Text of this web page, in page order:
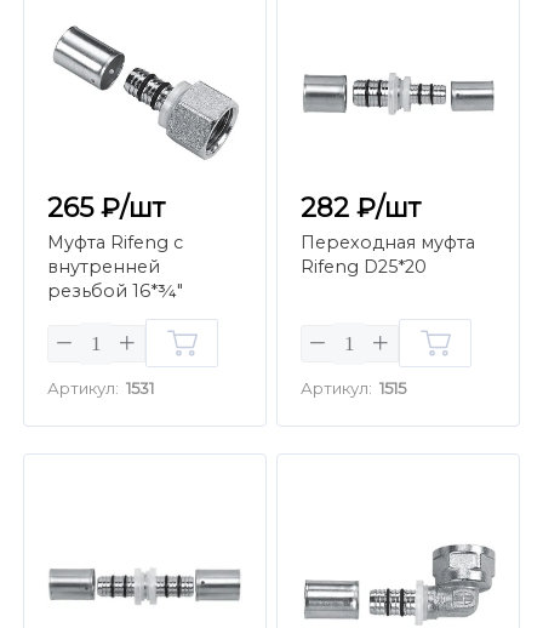
265 ₽/шт
Муфта Rifeng с
внутренней
резьбой 16*¾"
Артикул: 1531
282 ₽/шт
Переходная муфта
Rifeng D25*20
Артикул: 1515